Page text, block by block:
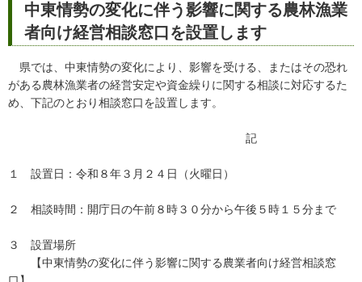
中東情勢の変化に伴う影響に関する農林漁業
者向け経営相談窓口を設置します
県では、中東情勢の変化により、影響を受ける、またはその恐れ
がある農林漁業者の経営安定や資金繰りに関する相談に対応するた
め、下記のとおり相談窓口を設置します。
記
１ 設置日：令和８年３月２４日（火曜日）
２ 相談時間：開庁日の午前８時３０分から午後５時１５分まで
３ 設置場所
【中東情勢の変化に伴う影響に関する農業者向け経営相談窓